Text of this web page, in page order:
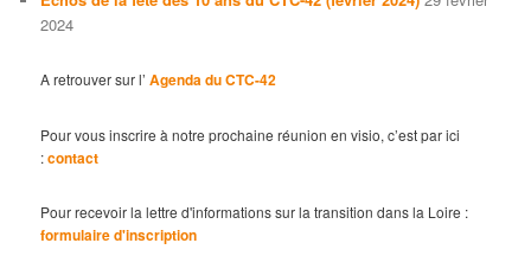
2024
A retrouver sur l’Agenda du CTC-42
Pour vous inscrire à notre prochaine réunion en visio, c’est par ici
:contact
Pour recevoir la lettre d'informations sur la transition dans la Loire :
formulaire d'inscription